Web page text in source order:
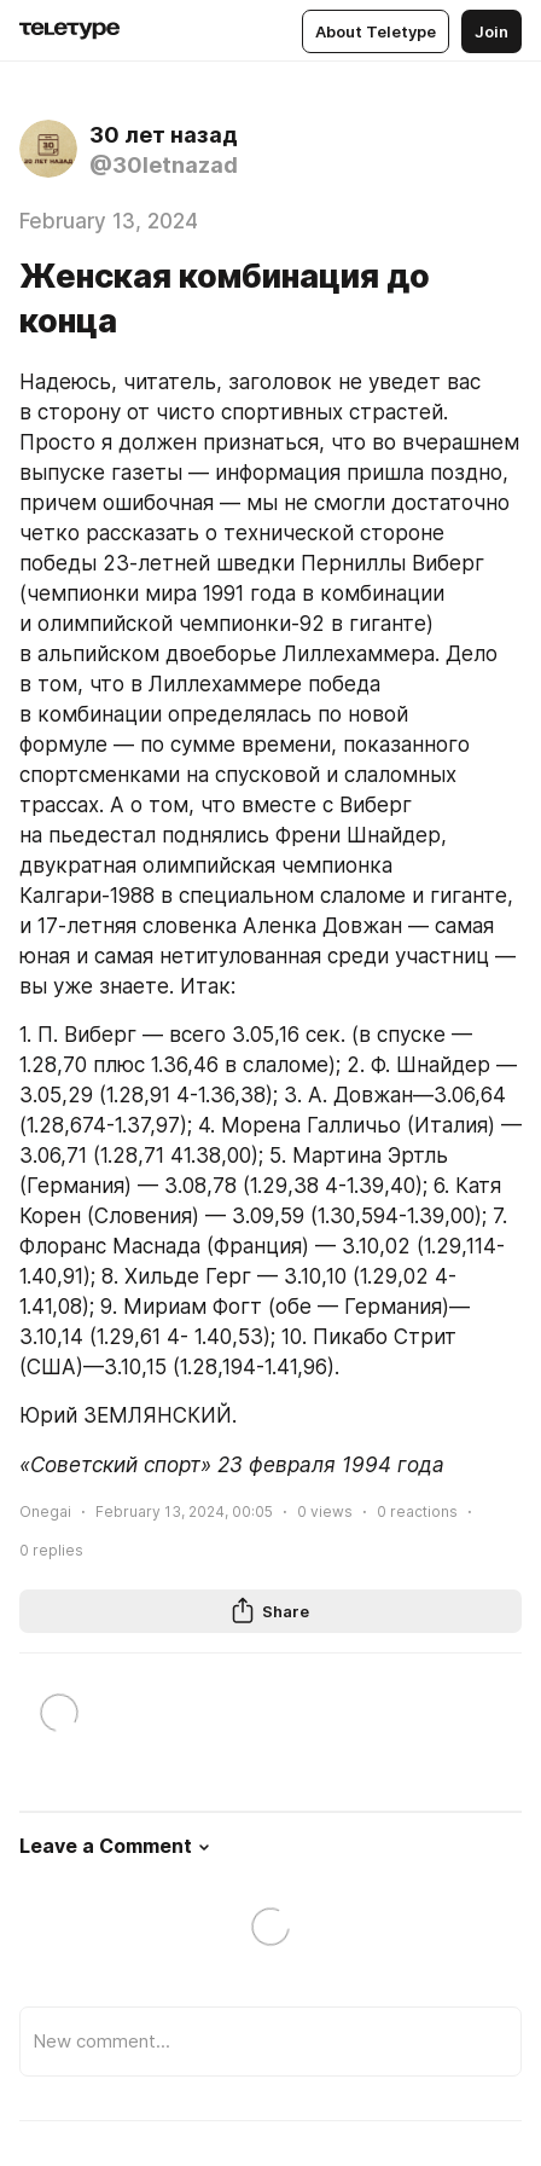
About Teletype Join
30 лет назад
@30letnazad
February 13, 2024
Женская комбинация до
конца
Надеюсь, читатель, заголовок не уведет вас
в сторону от чисто спортивных страстей.
Просто я должен признаться, что во вчерашнем
выпуске газеты — информация пришла поздно,
причем ошибочная — мы не смогли достаточно
четко рассказать о технической стороне
победы 23-летней шведки Перниллы Виберг
(чемпионки мира 1991 года в комбинации
и олимпийской чемпионки-92 в гиганте)
в альпийском двоеборье Лиллехаммера. Дело
в том, что в Лиллехаммере победа
в комбинации определялась по новой
формуле — по сумме времени, показанного
спортсменками на спусковой и слаломных
трассах. А о том, что вместе с Виберг
на пьедестал поднялись Френи Шнайдер,
двукратная олимпийская чемпионка
Калгари-1988 в специальном слаломе и гиганте,
и 17-летняя словенка Аленка Довжан — самая
юная и самая нетитулованная среди участниц —
вы уже знаете. Итак:
1. П. Виберг — всего 3.05,16 сек. (в спуске —
1.28,70 плюс 1.36,46 в слаломе); 2. Ф. Шнайдер —
3.05,29 (1.28,91 4-1.36,38); 3. А. Довжан—3.06,64
(1.28,674-1.37,97); 4. Морена Галличьо (Италия) —
3.06,71 (1.28,71 41.38,00); 5. Мартина Эртль
(Германия) — 3.08,78 (1.29,38 4-1.39,40); 6. Катя
Корен (Словения) — 3.09,59 (1.30,594-1.39,00); 7.
Флоранс Маснада (Франция) — 3.10,02 (1.29,114-
1.40,91); 8. Хильде Герг — 3.10,10 (1.29,02 4-
1.41,08); 9. Мириам Фогт (обе — Германия)—
3.10,14 (1.29,61 4- 1.40,53); 10. Пикабо Стрит
(США)—3.10,15 (1.28,194-1.41,96).
Юрий ЗЕМЛЯНСКИЙ.
«Советский спорт» 23 февраля 1994 года
Onegai February 13, 2024, 00:05 0 views 0 reactions
0 replies
Share
Leave a Comment